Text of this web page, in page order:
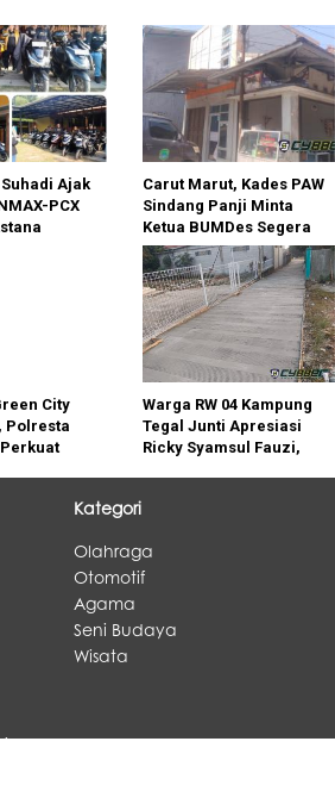
Ajak
PCX
Carut Marut, Kades PAW
Sindang Panji Minta
Ketua BUMDes Segera
Tertibkan Administrasi
City
Polresta
Warga RW 04 Kampung
Tegal Junti Apresiasi
Ricky Syamsul Fauzi,
Kategori
Olahraga
Otomotif
Agama
Seni Budaya
Wisata
Siber •